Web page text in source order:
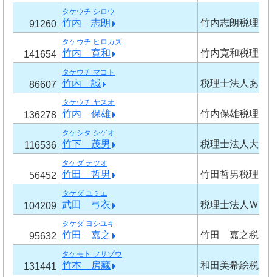
91260
タケウチ シロウ
竹内 志朗 竹内志朗税理士
141654
タケウチ ヒロカズ
竹内 寛和 竹内寛和税理士
86607
タケウチ マコト
竹内 誠 税理士法人あ
136278
タケウチ ヤスオ
竹内 保雄 竹内保雄税理士
116536
タケシタ シゲオ
竹下 茂男 税理士法人大平
56452
タケダ テツオ
竹田 哲男 竹田哲男税理士
104209
タケダ ユミエ
武田 弓衣 税理士法人ＷＩ
95632
タケダ ヨシユキ
竹田 嘉之 竹田 嘉之税理
131441
タケモト フサゾウ
竹本 房藏 和田美希絵税理